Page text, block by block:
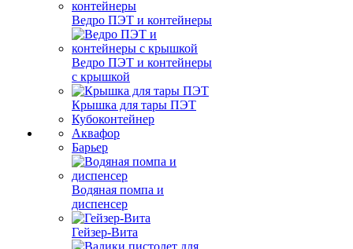
Ведро ПЭТ и контейнеры
Ведро ПЭТ и контейнеры
с крышкой
Крышка для тары ПЭТ
Кубоконтейнер
Аквафор
Барьер
Водяная помпа и
диспенсер
Гейзер-Вита